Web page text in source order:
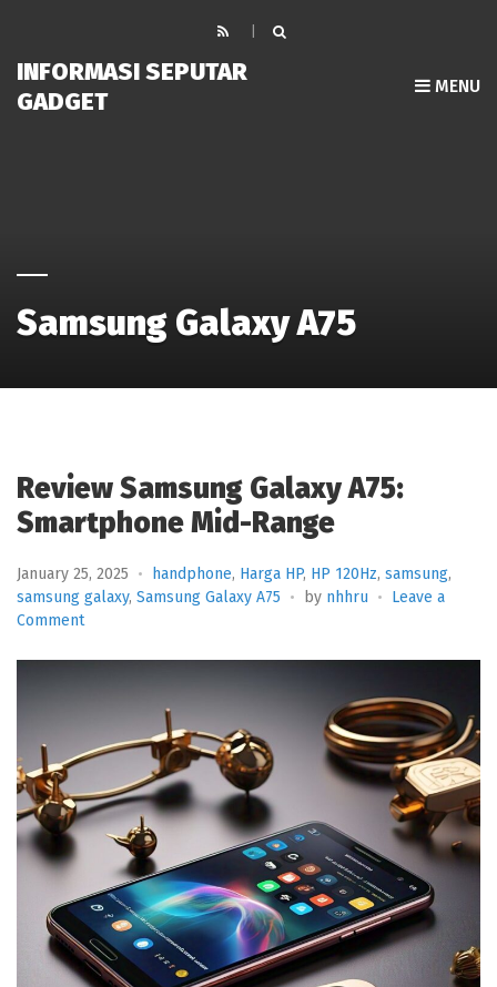
INFORMASI SEPUTAR
GADGET
MENU
Samsung Galaxy A75
Review Samsung Galaxy A75:
Smartphone Mid-Range
January 25, 2025 handphone, Harga HP, HP 120Hz, samsung,
samsung galaxy, Samsung Galaxy A75 by nhhru
Leave a
Commenton
Samsung
Smartphone
Mid-
Range